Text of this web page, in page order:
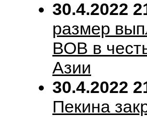
30.4.2022
размер
ВОВ в
Азии
30.4.2022
Пекина